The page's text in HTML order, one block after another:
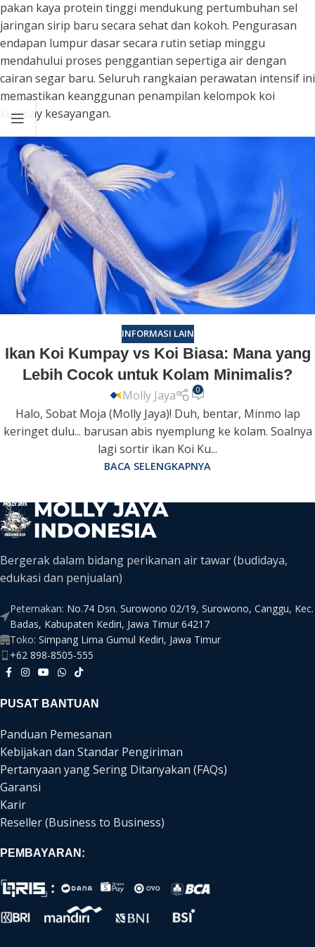
pakan kaya protein tinggi mendukung pertumbuhan sel
jaringan sirip baru secara sehat dan kokoh. Pengurasan
endapan lumpur dasar secara rutin setiap minggu
mendahului proses penggantian sepertiga air dengan
cairan segar baru. Seluruh rangkaian perawatan intensif ini
memastikan keanggunan penampilan kelompok koi
kumpay kesayangan.
INFORMASI LAIN
Ikan Koi Kumpay vs Koi Biasa: Mana yang
Lebih Cocok untuk Kolam Minimalis?
Molly Jaya 0
Halo, Sobat Moja (Molly Jaya)! Duh, bentar, Minmo lap
keringet dulu... barusan abis nyemplung ke kolam. Soalnya
lagi sortir ikan Koi Ku...
BACA SELENGKAPNYA
Bergerak dalam bidang perikanan air tawar (budidaya,
edukasi dan penjualan)
Peternakan: No.74 Dsn. Surowono 02/19, Surowono, Canggu, Kec.
Badas, Kabupaten Kediri, Jawa Timur 64217
Toko: Simpang Lima Gumul Kediri, Jawa Timur
+62 898-8505-555
PUSAT BANTUAN
Panduan Pemesanan
Kebijakan dan Standar Pengiriman
Pertanyaan yang Sering Ditanyakan (FAQs)
Garansi
Karir
Reseller (Business to Business)
PEMBAYARAN: